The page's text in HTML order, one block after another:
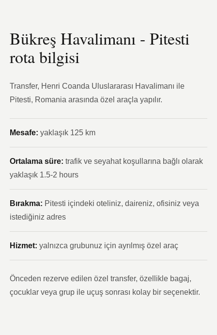
Bükreş Havalimanı - Pitesti
rota bilgisi
Transfer, Henri Coanda Uluslararası Havalimanı ile
Pitesti, Romania arasında özel araçla yapılır.
Mesafe: yaklaşık 125 km
Ortalama süre: trafik ve seyahat koşullarına bağlı olarak
yaklaşık 1.5-2 hours
Bırakma: Pitesti içindeki oteliniz, daireniz, ofisiniz veya
istediğiniz adres
Hizmet: yalnızca grubunuz için ayrılmış özel araç
Önceden rezerve edilen özel transfer, özellikle bagaj,
çocuklar veya grup ile uçuş sonrası kolay bir seçenektir.